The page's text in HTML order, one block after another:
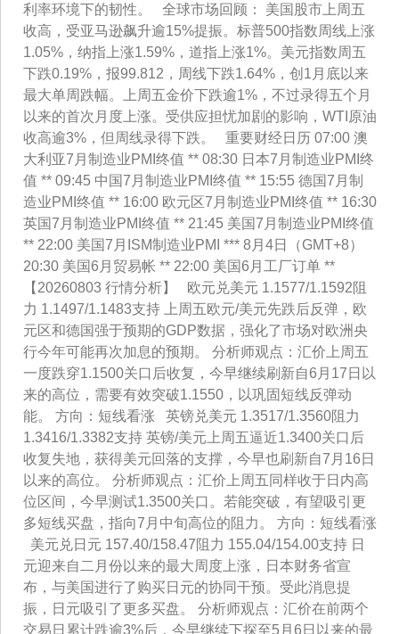
利率环境下的韧性。 全球市场回顾： 美国股市上周五
收高，受亚马逊飙升逾15%提振。标普500指数周线上涨
1.05%，纳指上涨1.59%，道指上涨1%。美元指数周五
下跌0.19%，报99.812，周线下跌1.64%，创1月底以来
最大单周跌幅。上周五金价下跌逾1%，不过录得五个月
以来的首次月度上涨。受供应担忧加剧的影响，WTI原油
收高逾3%，但周线录得下跌。 重要财经日历 07:00 澳
大利亚7月制造业PMI终值 ** 08:30 日本7月制造业PMI终
值 ** 09:45 中国7月制造业PMI终值 ** 15:55 德国7月制
造业PMI终值 ** 16:00 欧元区7月制造业PMI终值 ** 16:30
英国7月制造业PMI终值 ** 21:45 美国7月制造业PMI终值
** 22:00 美国7月ISM制造业PMI *** 8月4日（GMT+8）
20:30 美国6月贸易帐 ** 22:00 美国6月工厂订单 **
【20260803 行情分析】 欧元兑美元 1.1577/1.1592阻
力 1.1497/1.1483支持 上周五欧元/美元先跌后反弹，欧
元区和德国强于预期的GDP数据，强化了市场对欧洲央
行今年可能再次加息的预期。 分析师观点：汇价上周五
一度跌穿1.1500关口后收复，今早继续刷新自6月17日以
来的高位，需要有效突破1.1550，以巩固短线反弹动
能。 方向：短线看涨 英镑兑美元 1.3517/1.3560阻力
1.3416/1.3382支持 英镑/美元上周五逼近1.3400关口后
收复失地，获得美元回落的支撑，今早也刷新自7月16日
以来的高位。 分析师观点：汇价上周五同样收于日内高
位区间，今早测试1.3500关口。若能突破，有望吸引更
多短线买盘，指向7月中旬高位的阻力。 方向：短线看涨
美元兑日元 157.40/158.47阻力 155.04/154.00支持 日
元迎来自二月份以来的最大周度上涨，日本财务省宣
布，与美国进行了购买日元的协同干预。受此消息提
振，日元吸引了更多买盘。 分析师观点：汇价在前两个
交易日累计跌逾3%后，今早继续下探至5月6日以来的最